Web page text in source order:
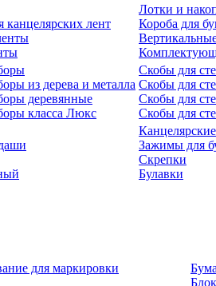
канцелярских лент
Лотки и
Короба для
из дерева и металла
деревянные
класса Люкс
Скобы для
Скобы для
Скобы для
Скобы для
Зажимы для
Скрепки
Булавки
для маркировки